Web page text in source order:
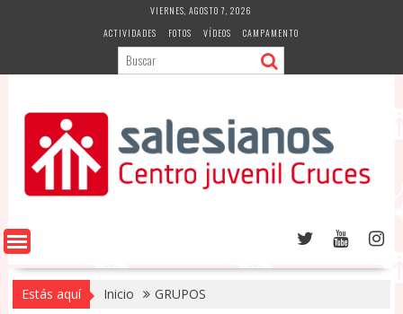
VIERNES, AGOSTO 7, 2026
ACTIVIDADES
FOTOS VÍDEOS CAMPAMENTO
Estás aquí Inicio GRUPOS